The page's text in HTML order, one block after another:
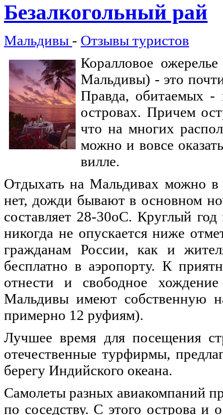
Безалкогольный рай
Мальдивы - Отзывы туристов
Коралловое
Мальдивы) - это
Правда, обитаемых -
островах. Причем
что на многих
можно и вовсе
вилле.
Отдыхать на Мальдивах можно в
нет, дожди бывают в основном
составляет 28-30оС. Круглый
никогда не опускается ниже
гражданам России, как и
бесплатно в аэропорту. К
отнести и свободное
Мальдивы имеют собственную
примерно 12 руфиям).
Лучшее время для посещения
отечественные турфирмы,
берегу Индийского океана.
Самолеты разных авиакомпаний
по соседству. С этого острова и